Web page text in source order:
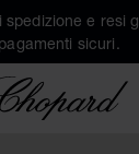
spedizione e resi
pagamenti sicuri.
Chopard